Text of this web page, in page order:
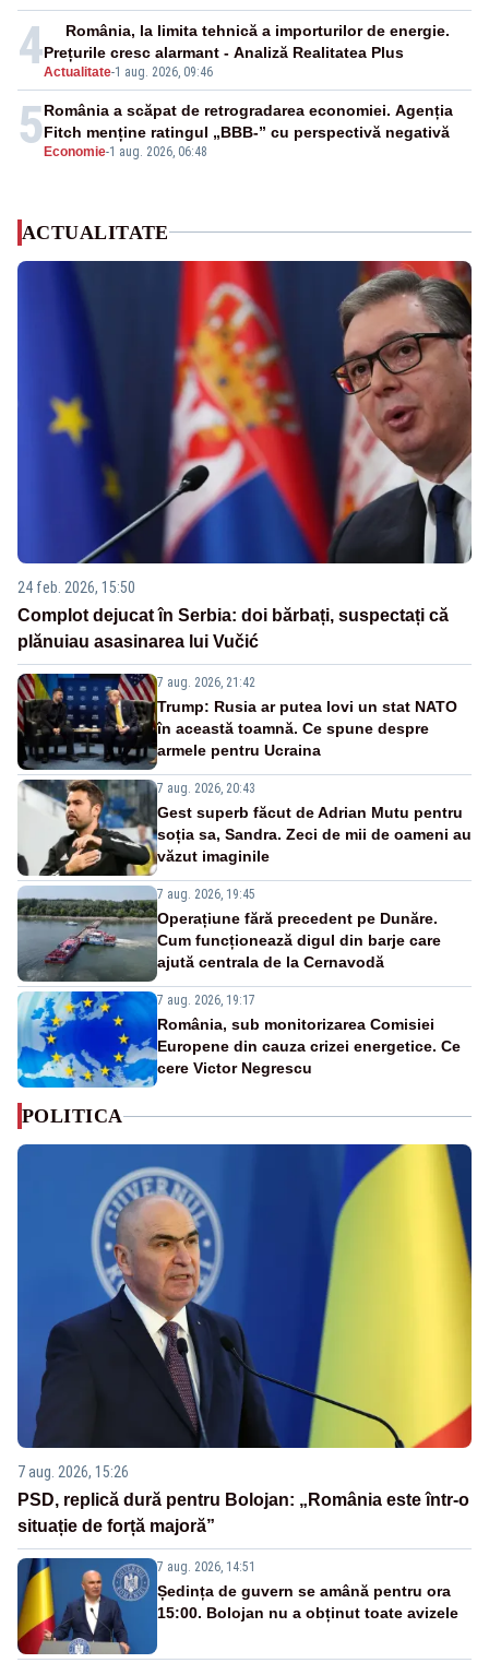
4Actualitate-1 aug. 2026, 09:46
România, la limita tehnică a importurilor de energie.
Prețurile cresc alarmant - Analiză Realitatea Plus
5Economie-1 aug. 2026, 06:48
România a scăpat de retrogradarea economiei. Agenția
Fitch menține ratingul „BBB-” cu perspectivă negativă
ACTUALITATE
24 feb. 2026, 15:50
Complot dejucat în Serbia: doi bărbați, suspectați că
plănuiau asasinarea lui Vučić
7 aug. 2026, 21:42
Trump: Rusia ar putea lovi un stat NATO
în această toamnă. Ce spune despre
armele pentru Ucraina
7 aug. 2026, 20:43
Gest superb făcut de Adrian Mutu pentru
soția sa, Sandra. Zeci de mii de oameni au
văzut imaginile
7 aug. 2026, 19:45
Operațiune fără precedent pe Dunăre.
Cum funcționează digul din barje care
ajută centrala de la Cernavodă
7 aug. 2026, 19:17
România, sub monitorizarea Comisiei
Europene din cauza crizei energetice. Ce
cere Victor Negrescu
POLITICA
7 aug. 2026, 15:26
PSD, replică dură pentru Bolojan: „România este într-o
situație de forță majoră”
7 aug. 2026, 14:51
Ședința de guvern se amână pentru ora
15:00. Bolojan nu a obținut toate avizele